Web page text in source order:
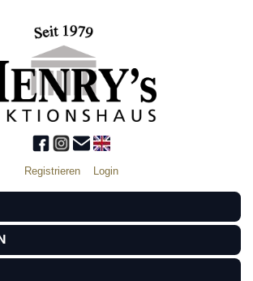
Registrieren Login